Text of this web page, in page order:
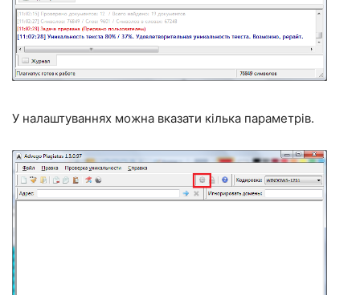
У налаштуваннях можна вказати кілька параметрів.